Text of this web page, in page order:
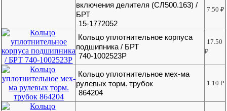
включения делителя (СЛ500.163) /
БРТ
15-1772052
7.50₽
Кольцо уплотнительное корпуса
подшипника / БРТ
740-1002523Р
17.50
₽
Кольцо уплотнительное мех-ма
рулевых торм. трубок
864204
1.10₽